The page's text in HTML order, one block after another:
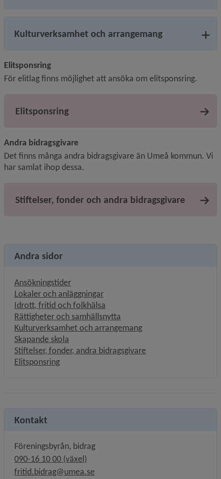
Kulturverksamhet och arrangemang
Elitsponsring
För elitlag finns möjlighet att ansöka om elitsponsring.
Elitsponsring
Andra bidragsgivare
Det finns många andra bidragsgivare än Umeå kommun. Vi
har samlat ihop dessa.
Stiftelser, fonder och andra bidragsgivare
Andra sidor
Ansökningstider
Lokaler och anläggningar
Idrott, fritid och folkhälsa
Rättigheter och samhällsnytta
Kulturverksamhet och arrangemang
Skapande skola
Stiftelser, fonder, andra bidragsgivare
Elitsponsring
Kontakt
Föreningsbyrån, bidrag
090-16 10 00 (växel)
fritid.bidrag@umea.se